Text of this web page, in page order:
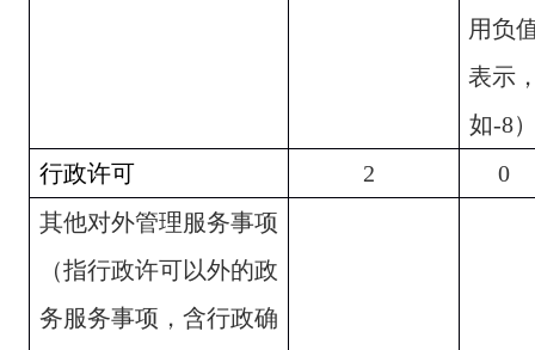
用负
表示
如-8
行政许可
2
0
其他对外管理服务事项
（指行政许可以外的政
务服务事项，含行政确